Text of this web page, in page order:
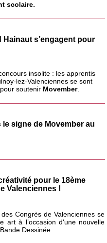
scolaire.
Hainaut s’engagent pour
insolite : les apprentis
lez-Valenciennes se sont
soutenir Movember.
signe de Movember au
pour le 18ème
Valenciennes !
Congrès de Valenciennes se
art à l’occasion d'une nouvelle
Dessinée.